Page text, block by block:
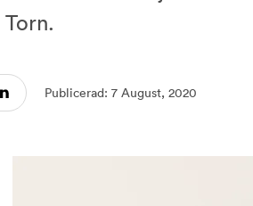
med ög... Två arkitekter – ett
Publicerad: 7 August, 2020